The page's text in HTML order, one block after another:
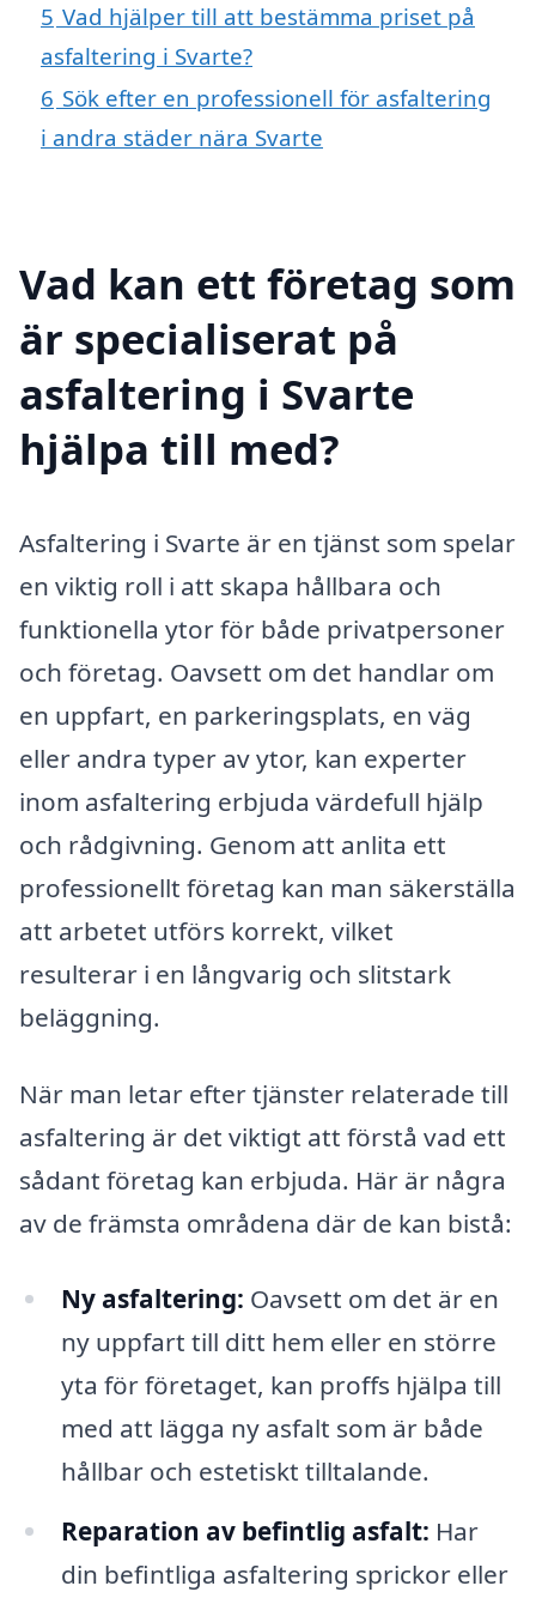
5 Vad hjälper till att bestämma priset på
asfaltering i Svarte?
6 Sök efter en professionell för asfaltering
i andra städer nära Svarte
Vad kan ett företag som
är specialiserat på
asfaltering i Svarte
hjälpa till med?
Asfaltering i Svarte är en tjänst som spelar
en viktig roll i att skapa hållbara och
funktionella ytor för både privatpersoner
och företag. Oavsett om det handlar om
en uppfart, en parkeringsplats, en väg
eller andra typer av ytor, kan experter
inom asfaltering erbjuda värdefull hjälp
och rådgivning. Genom att anlita ett
professionellt företag kan man säkerställa
att arbetet utförs korrekt, vilket
resulterar i en långvarig och slitstark
beläggning.
När man letar efter tjänster relaterade till
asfaltering är det viktigt att förstå vad ett
sådant företag kan erbjuda. Här är några
av de främsta områdena där de kan bistå:
Ny asfaltering: Oavsett om det är en
ny uppfart till ditt hem eller en större
yta för företaget, kan proffs hjälpa till
med att lägga ny asfalt som är både
hållbar och estetiskt tilltalande.
Reparation av befintlig asfalt: Har
din befintliga asfaltering sprickor eller